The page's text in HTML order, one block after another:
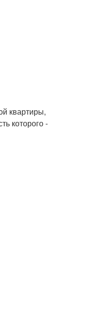
квартиры,
которого -